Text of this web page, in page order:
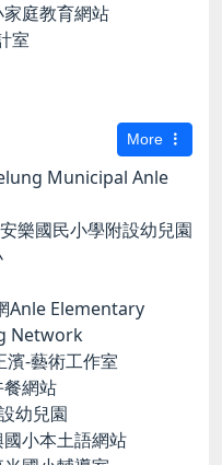
庭教育網站
室
More
Municipal Anle
樂國民小學附設幼兒園
Anle Elementary
Network
-藝術工作室
網站
幼兒園
小本土語網站